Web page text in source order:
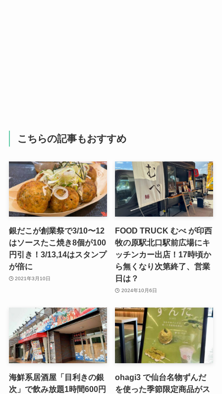
こちらの記事もおすすめ
銀だこが創業祭で3/10〜12
はソースたこ焼き8個が100
円引き！3/13,14はスタンプ
が倍に
2021年3月10日
FOOD TRUCK むべ が印西
牧の原駅北口駅前広場にキ
ッチンカー出店！17時頃か
ら無くなり次第終了、営業
日は？
2024年10月6日
海鮮系居酒屋「目利きの銀
次」で飲み放題1時間600円
ohagi3 で仙台名物ずんだ
を使った季節限定商品がス